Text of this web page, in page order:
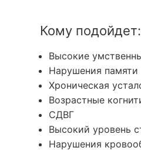
Кому подойдет:
Высокие
Нарушения памяти
Хроническая
Возрастные
СДВГ
Высокий уровень
Нарушения